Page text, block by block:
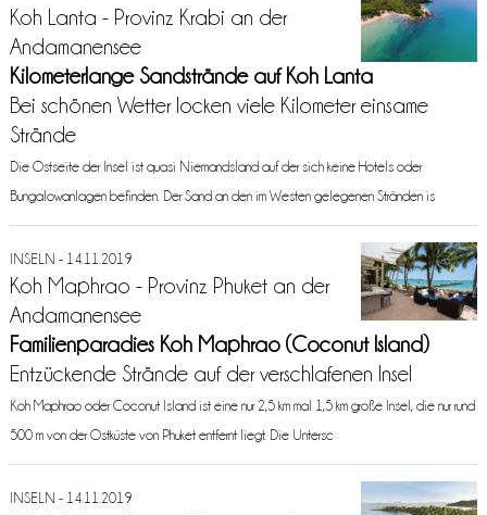
Koh Lanta - Provinz Krabi an der
Andamanensee
Kilometerlange Sandstrände auf Koh Lanta
Bei schönen Wetter locken viele Kilometer einsame
Strände
Die Ostseite der Insel ist quasi Niemandsland auf der sich keine Hotels oder
Bungalowanlagen befinden. Der Sand an den im Westen gelegenen Stränden is
INSELN - 14.11.2019
Koh Maphrao - Provinz Phuket an der
Andamanensee
Familienparadies Koh Maphrao (Coconut Island)
Entzückende Strände auf der verschlafenen Insel
Koh Maphrao oder Coconut Island ist eine nur 2,5 km mal 1,5 km große Insel, die nur rund
500 m von der Ostküste von Phuket entfernt liegt. Die Untersc
INSELN - 14.11.2019